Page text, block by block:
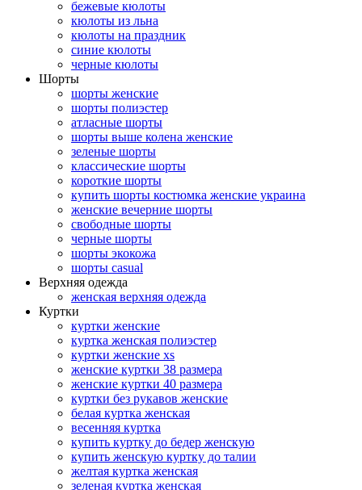
бежевые кюлоты
кюлоты из льна
кюлоты на праздник
синие кюлоты
черные кюлоты
Шорты
шорты женские
шорты полиэстер
атласные шорты
шорты выше колена женские
зеленые шорты
классические шорты
короткие шорты
купить шорты костюмка женские украина
женские вечерние шорты
свободные шорты
черные шорты
шорты экокожа
шорты casual
Верхняя одежда
женская верхняя одежда
Куртки
куртки женские
куртка женская полиэстер
куртки женские xs
женские куртки 38 размера
женские куртки 40 размера
куртки без рукавов женские
белая куртка женская
весенняя куртка
купить куртку до бедер женскую
купить женскую куртку до талии
желтая куртка женская
зеленая куртка женская